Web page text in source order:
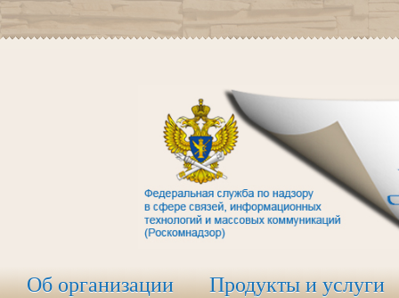
Об организации Продукты и услуги